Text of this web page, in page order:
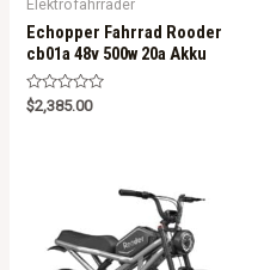
Elektrofahrräder
Echopper Fahrrad Rooder
cb01a 48v 500w 20a Akku
R
a
$2,385.00